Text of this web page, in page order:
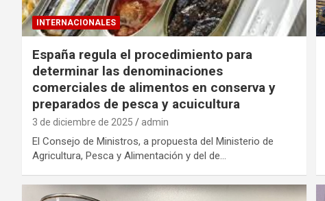
INTERNACIONALES
España regula el procedimiento para
determinar las denominaciones
comerciales de alimentos en conserva y
preparados de pesca y acuicultura
3 de diciembre de 2025 admin
El Consejo de Ministros, a propuesta del Ministerio de
Agricultura, Pesca y Alimentación y del de…